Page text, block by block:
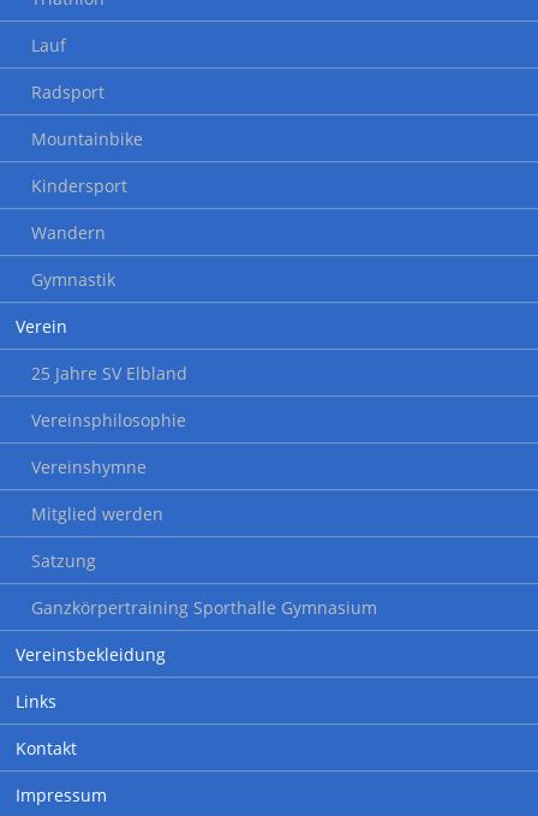
Lauf
Radsport
Mountainbike
Kindersport
Wandern
Gymnastik
Verein
25 Jahre SV Elbland
Vereinsphilosophie
Vereinshymne
Mitglied werden
Satzung
Ganzkörpertraining Sporthalle Gymnasium
Vereinsbekleidung
Links
Kontakt
Impressum